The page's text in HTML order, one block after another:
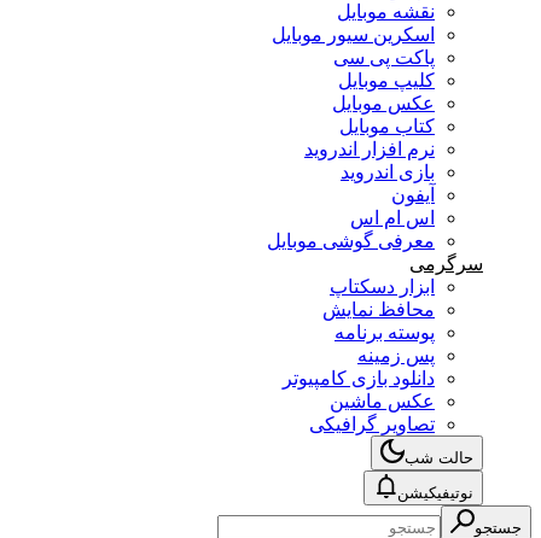
نقشه موبایل
اسکرین سیور موبایل
پاکت پی سی
کلیپ موبایل
عکس موبایل
کتاب موبایل
نرم افزار اندروید
بازی اندروید
آیفون
اس ام اس
معرفی گوشی موبایل
سرگرمی
ابزار دسکتاپ
محافظ نمایش
پوسته برنامه
پس زمینه
دانلود بازی کامپیوتر
عکس ماشین
تصاویر گرافیکی
حالت شب
نوتیفیکیشن
جستجو